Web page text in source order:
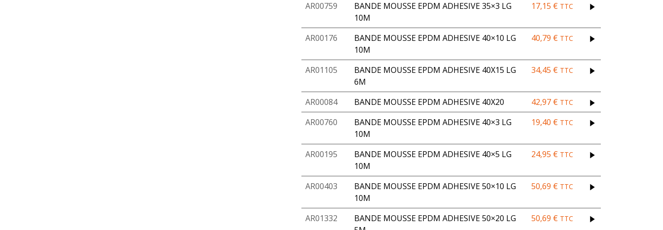
AR00759
BANDE MOUSSE EPDM ADHESIVE 35×3 LG
10M
17,15 € TTC
AR00176
BANDE MOUSSE EPDM ADHESIVE 40×10 LG
10M
40,79 € TTC
AR01105
BANDE MOUSSE EPDM ADHESIVE 40X15 LG
6M
34,45 € TTC
AR00084 BANDE MOUSSE EPDM ADHESIVE 40X20 42,97 € TTC
AR00760
BANDE MOUSSE EPDM ADHESIVE 40×3 LG
10M
19,40 € TTC
AR00195
BANDE MOUSSE EPDM ADHESIVE 40×5 LG
10M
24,95 € TTC
AR00403
BANDE MOUSSE EPDM ADHESIVE 50×10 LG
10M
50,69 € TTC
AR01332
BANDE MOUSSE EPDM ADHESIVE 50×20 LG
50,69 € TTC